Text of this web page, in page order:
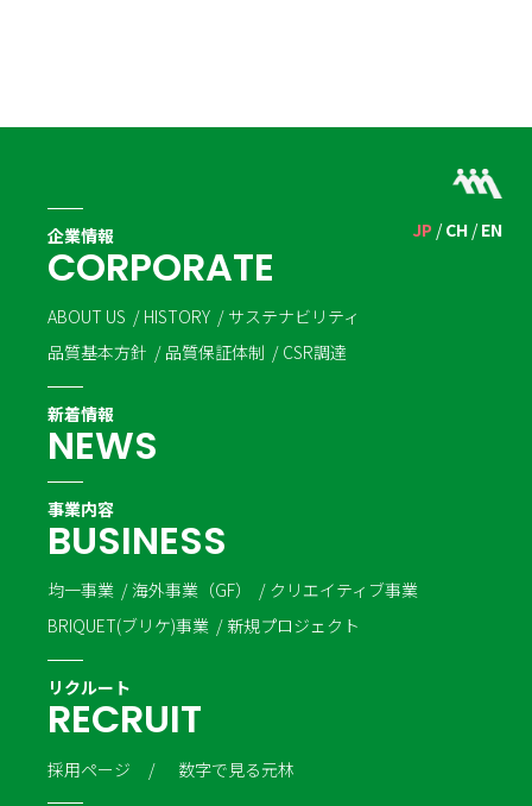
JP CH EN
企業情報
CORPORATE
ABOUT US HISTORY
サステナビリティ
品質基本方針
品質保証体制 CSR調達
新着情報
NEWS
事業内容
BUSINESS
均一事業 海外事業（GF）
クリエイティブ事業
BRIQUET(ブリケ)事業
新規プロジェクト
リクルート
RECRUIT
採用ページ 数字で見る元林